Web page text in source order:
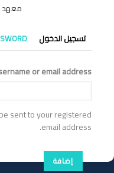
معهد
التبويبات
الأساسية
تسجيل الدخول
or email address
sent to your registered
email address.